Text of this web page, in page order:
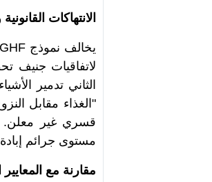
الانتهاكات
يخالف نموذج
الثاني تدمير
"الغذاء مقابل
قسري غير معلن.
مستوى جرائم
مقارنة مع المعايير